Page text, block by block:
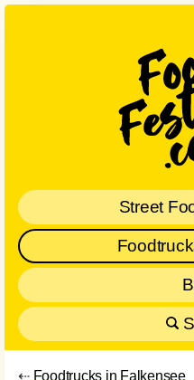
Street
⇠ Foodtrucks in Falkensee